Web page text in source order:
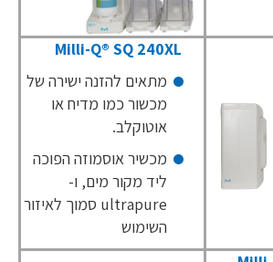
מתאים להזנה ישירה של
מכשור כמו מדיח או
אוטוקלב.
מכשיר אוסמוזה הפוכה
ליד מקור מים, ו-
ultrapure סמוך לאיזור
השימוש